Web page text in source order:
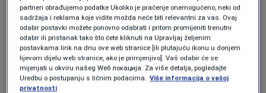
sjedištem u Velikoj Britaniji i s velikom mrežom
izvora u Siriji, izvijestila je o izraelskim
napadima na “stambeni kompleks” zapadno od
glavnog grada Damaska.
partneri obrađujemo podatke Ukoliko je praćenje onemogućeno, neki od
sadržaja i reklama koje vidite možda neće biti relevantni za vas. Ovaj
odabir postavki možete ponovno odabrati i pritom promijeniti trenutni
odabir ili pristanak tako što ćete kliknuti na Upravljaj željenim
postavkama link na dnu ove web stranice [ili plutajuću ikonu u donjem
lijevom dijelu web stranice, ako je primjenjivo]. Vaš odabir će se
mijenjati u okviru našeg Wеб локација. Za više detalja, pogledajte
Uredbu o postupanju s ličnim podacima. Više informacija o vašoj
privatnosti